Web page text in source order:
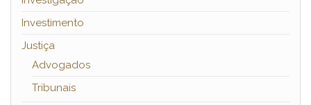
Investimento
Justiça
Advogados
Tribunais